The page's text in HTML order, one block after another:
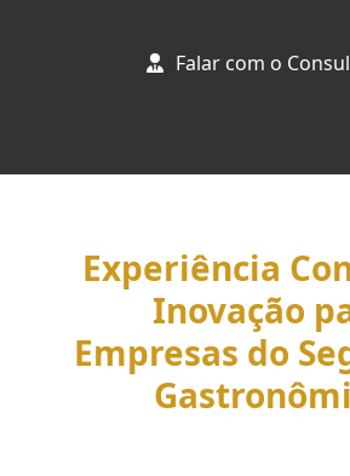
Falar com o
Experiência
Inovação
Empresas do